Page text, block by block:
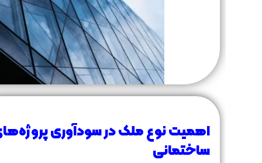
اهمیت نوع ملک در سودآوری
ساختمانی